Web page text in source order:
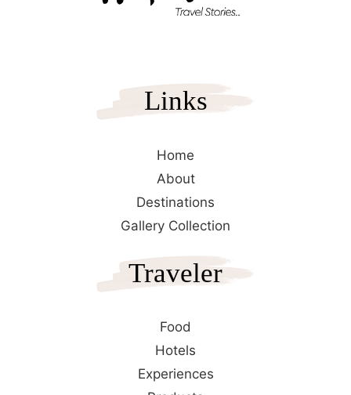
Links
Home
About
Destinations
Gallery Collection
Traveler
Food
Hotels
Experiences